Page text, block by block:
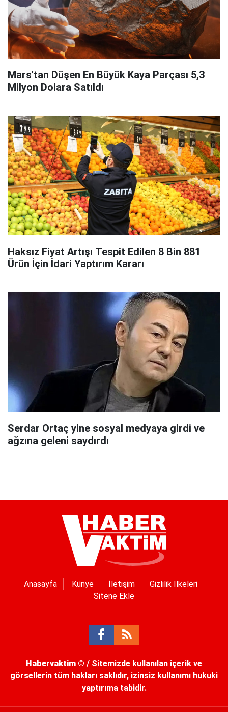
Mars'tan Düşen En Büyük Kaya Parçası 5,3
Milyon Dolara Satıldı
Haksız Fiyat Artışı Tespit Edilen 8 Bin 881
Ürün İçin İdari Yaptırım Kararı
Serdar Ortaç yine sosyal medyaya girdi ve
ağzına geleni saydırdı
Anasayfa Künye İletişim
Gizlilik İlkeleri
Sitene Ekle
Habervaktim © / Sitemizde kullanılan içerik ve
görsellerin tüm hakları saklıdır, izinsiz kullanımı hukuki
yaptırıma tabidir.